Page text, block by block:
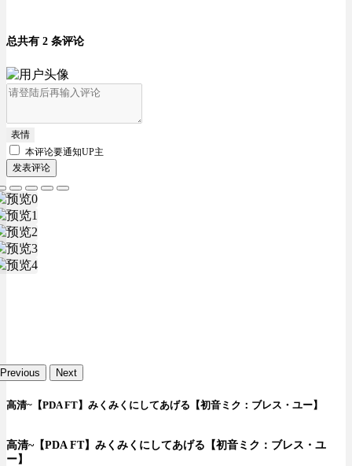
总共有 2 条评论
表情
本评论要通知UP主
发表评论
Previous Next
高清~【PDA FT】みくみくにしてあげる【初音ミク：ブレス・ユー】
高清~【PDA FT】みくみくにしてあげる【初音ミク：ブレス・ユ
ー】